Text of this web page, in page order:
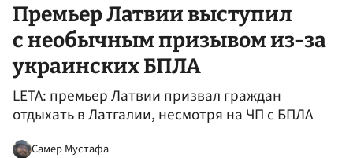
Премьер Латвии выступил
с необычным призывом из-за
украинских БПЛА
LETA: премьер Латвии призвал граждан
отдыхать в Латгалии, несмотря на ЧП с БПЛА
Самер Мустафа